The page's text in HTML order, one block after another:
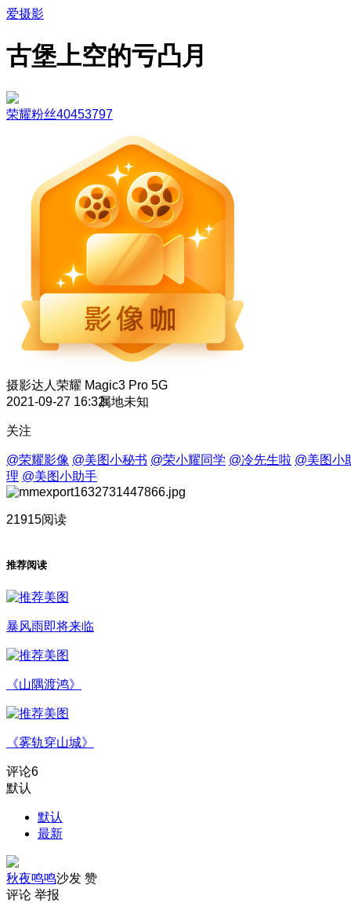
爱摄影
古堡上空的亏凸月
荣耀粉丝40453797
摄影达人 荣耀 Magic3 Pro 5G
2021-09-27 16:32属地未知
关注
@荣耀影像 @美图小秘书 @荣小耀同学 @冷先生啦 @美图小
理 @美图小助手
21915阅读
推荐阅读
暴风雨即将来临
《山隅渡鸿》
《雾轨穿山城》
评论6
默认
默认
最新
秋夜鸣鸣沙发 赞
评论 举报